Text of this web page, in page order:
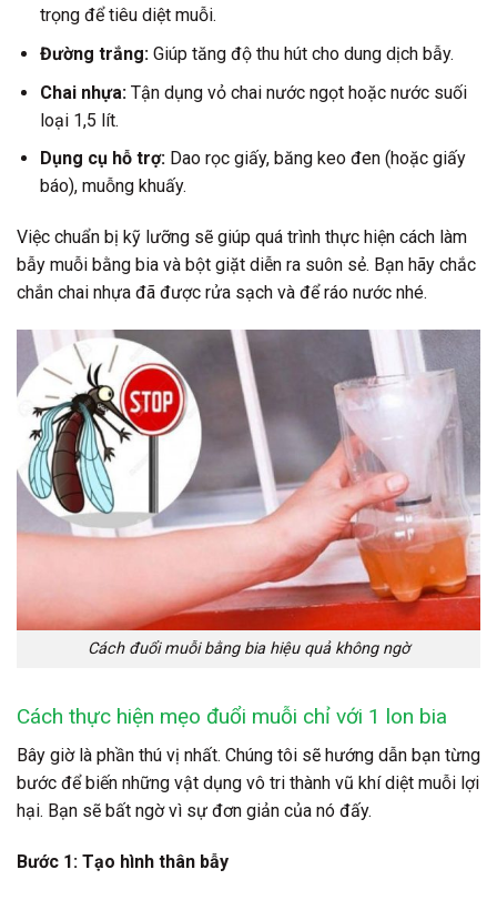
trọng để tiêu diệt muỗi.
Đường trắng:Giúp tăng độ thu hút cho dung dịch bẫy.
Chai nhựa:Tận dụng vỏ chai nước ngọt hoặc nước suối
loại 1,5 lít.
Dụng cụ hỗ trợ:Dao rọc giấy, băng keo đen (hoặc giấy
báo), muỗng khuấy.
Việc chuẩn bị kỹ lưỡng sẽ giúp quá trình thực hiện cách làm
bẫy muỗi bằng bia và bột giặt diễn ra suôn sẻ. Bạn hãy chắc
chắn chai nhựa đã được rửa sạch và để ráo nước nhé.
Cách đuổi muỗi bằng bia hiệu quả không ngờ
Cách thực hiện mẹo đuổi muỗi chỉ với 1 lon bia
Bây giờ là phần thú vị nhất. Chúng tôi sẽ hướng dẫn bạn từng
bước để biến những vật dụng vô tri thành vũ khí diệt muỗi lợi
hại. Bạn sẽ bất ngờ vì sự đơn giản của nó đấy.
Bước 1: Tạo hình thân bẫy